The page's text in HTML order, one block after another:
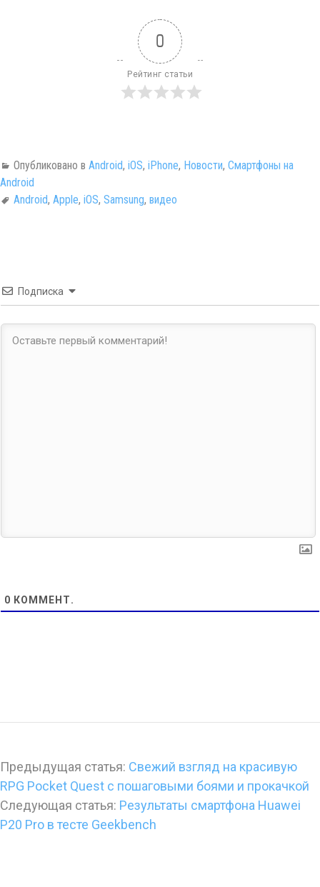
0
Рейтинг статьи
Опубликовано в Android, iOS, iPhone, Новости, Смартфоны на
Android
Android, Apple, iOS, Samsung, видео
Подписка
0 КОММЕНТ.
Предыдущая статья: Свежий взгляд на красивую
RPG Pocket Quest с пошаговыми боями и прокачкой
Следующая статья: Результаты смартфона Huawei
P20 Pro в тесте Geekbench